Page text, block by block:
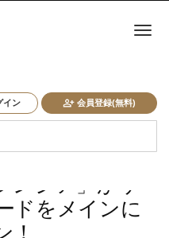
イン 会員登録(無料)
ナ
ンシア」がサ
ドをメインに
！